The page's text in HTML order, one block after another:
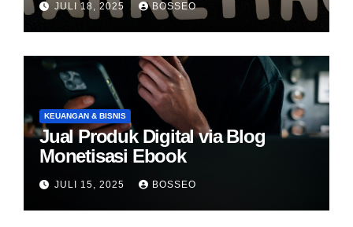
JULI 18, 2025 BOSSEO
KEUANGAN & BISNIS
Jual Produk Digital via Blog
Monetisasi Ebook
JULI 15, 2025 BOSSEO